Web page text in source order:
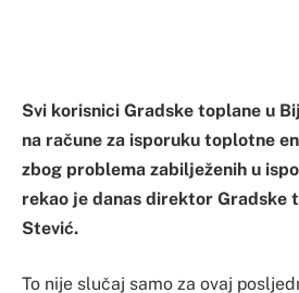
Svi korisnici Gradske toplane u
na račune za isporuku toplotne
zbog problema zabilježenih u
rekao je danas direktor Gradske
Stević.
To nije slučaj samo za ovaj